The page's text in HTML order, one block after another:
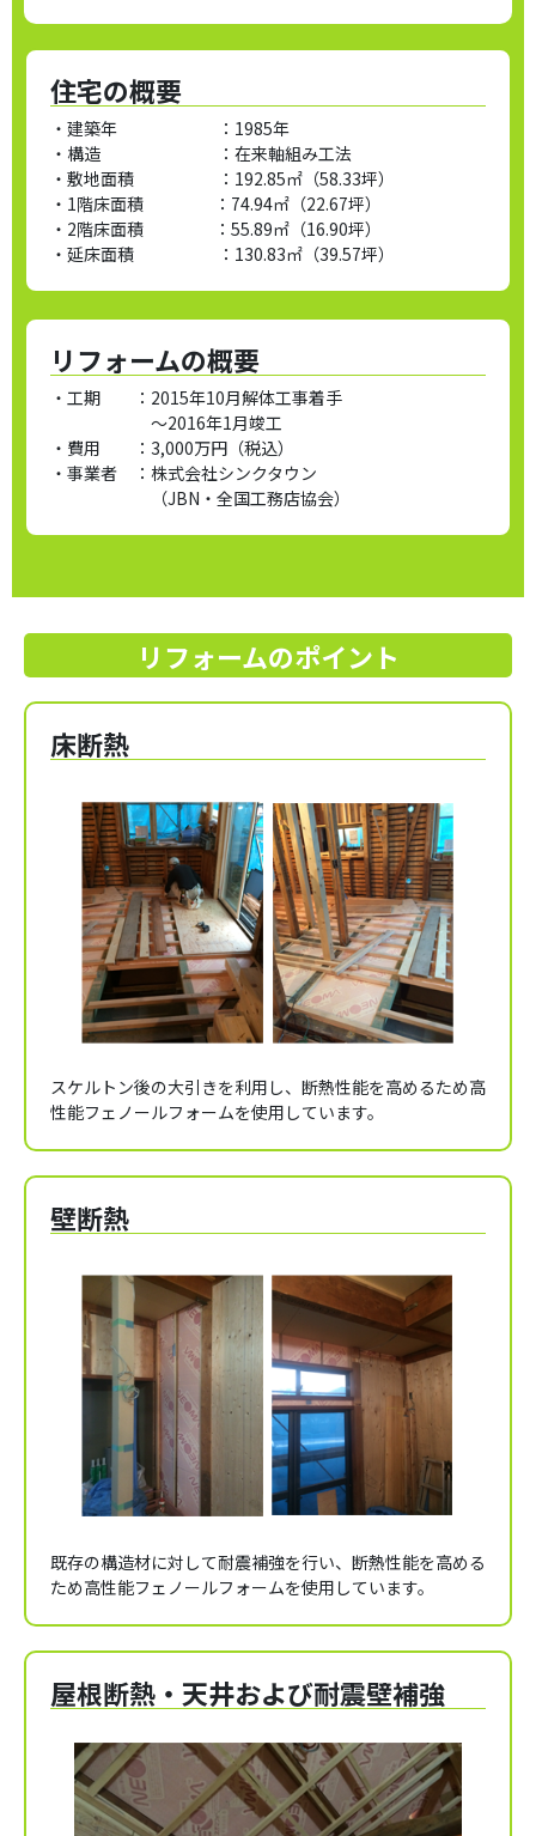
住宅の概要
・建築年 ： 1985年
・構造 ： 在来軸組み工法
・敷地面積 ： 192.85㎡（58.33坪）
・1階床面積 ： 74.94㎡（22.67坪）
・2階床面積 ： 55.89㎡（16.90坪）
・延床面積 ： 130.83㎡（39.57坪）
リフォームの概要
・工期 ： 2015年10月解体工事着手
～2016年1月竣工
・費用 ： 3,000万円（税込）
・事業者 ： 株式会社シンクタウン
（JBN・全国工務店協会）
リフォームのポイント
床断熱
スケルトン後の大引きを利用し、断熱性能を高めるため高
性能フェノールフォームを使用しています。
壁断熱
既存の構造材に対して耐震補強を行い、断熱性能を高める
ため高性能フェノールフォームを使用しています。
屋根断熱・天井および耐震壁補強